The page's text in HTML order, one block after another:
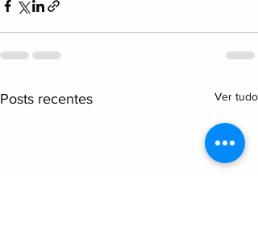
Posts recentes Ver tudo